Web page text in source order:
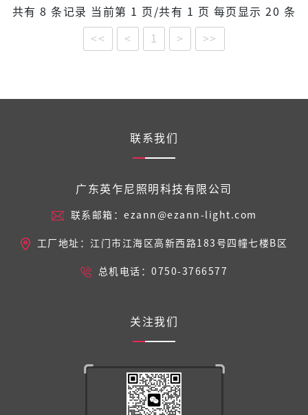
共有 8 条记录 当前第 1 页/共有 1 页 每页显示 20 条
<< < 1 > >>
联系我们
广东英乍尼照明科技有限公司
联系邮箱：ezann@ezann-light.com
工厂地址：江门市江海区高新西路183号四幢七楼B区
总机电话：0750-3766577
关注我们